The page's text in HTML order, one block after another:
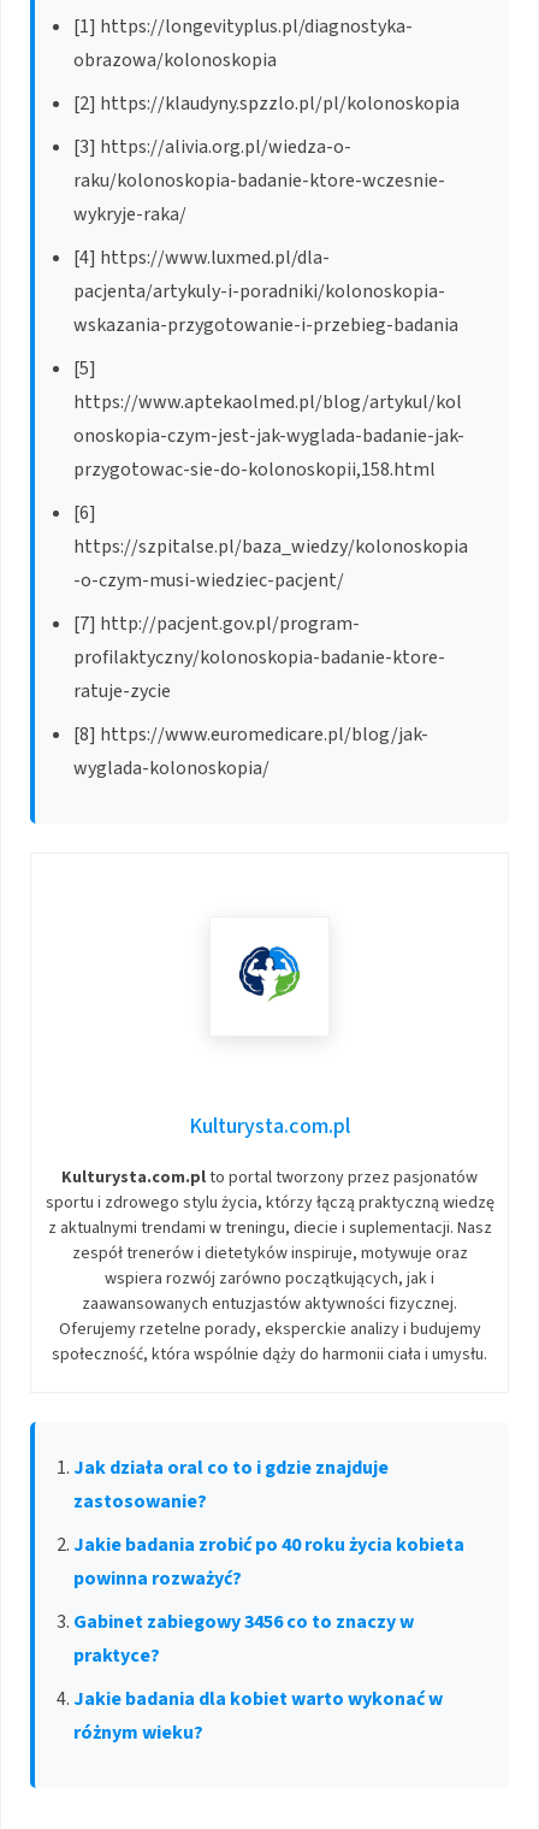
[1] https://longevityplus.pl/diagnostyka-
obrazowa/kolonoskopia
[2] https://klaudyny.spzzlo.pl/pl/kolonoskopia
[3] https://alivia.org.pl/wiedza-o-
raku/kolonoskopia-badanie-ktore-wczesnie-
wykryje-raka/
[4] https://www.luxmed.pl/dla-
pacjenta/artykuly-i-poradniki/kolonoskopia-
wskazania-przygotowanie-i-przebieg-badania
[5]
https://www.aptekaolmed.pl/blog/artykul/kol
onoskopia-czym-jest-jak-wyglada-badanie-jak-
przygotowac-sie-do-kolonoskopii,158.html
[6]
https://szpitalse.pl/baza_wiedzy/kolonoskopia
-o-czym-musi-wiedziec-pacjent/
[7] http://pacjent.gov.pl/program-
profilaktyczny/kolonoskopia-badanie-ktore-
ratuje-zycie
[8] https://www.euromedicare.pl/blog/jak-
wyglada-kolonoskopia/
Kulturysta.com.pl
Kulturysta.com.plto portal tworzony przez pasjonatów
sportu i zdrowego stylu życia, którzy łączą praktyczną wiedzę
z aktualnymi trendami w treningu, diecie i suplementacji. Nasz
zespół trenerów i dietetyków inspiruje, motywuje oraz
wspiera rozwój zarówno początkujących, jak i
zaawansowanych entuzjastów aktywności fizycznej.
Oferujemy rzetelne porady, eksperckie analizy i budujemy
społeczność, która wspólnie dąży do harmonii ciała i umysłu.
Jak działa oral co to i gdzie znajduje
zastosowanie?
Jakie badania zrobić po 40 roku życia kobieta
powinna rozważyć?
Gabinet zabiegowy 3456 co to znaczy w
praktyce?
Jakie badania dla kobiet warto wykonać w
różnym wieku?